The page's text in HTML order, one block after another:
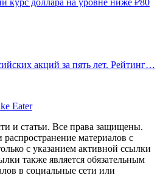
акций за пять лет. Рейтинг…
Eater
и статьи. Все права защищены.
материалов с
с указанием активной ссылки
также является обязательным
в социальные сети или